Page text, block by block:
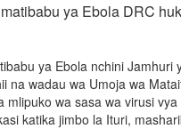
ya Ebola DRC
ya Ebola nchini Jamhuri
na wadau wa Umoja wa
mlipuko wa sasa wa virusi
katika jimbo la Ituri,